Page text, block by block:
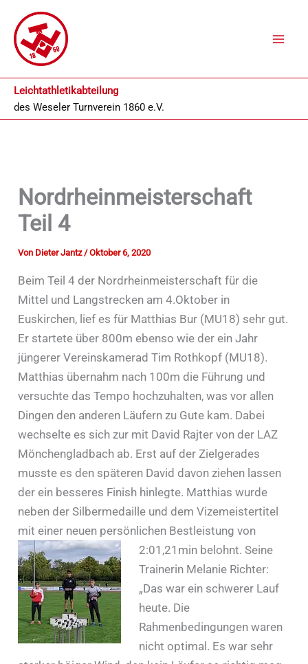
Inhalt
springen
Leichtathletikabteilung
des Weseler Turnverein 1860 e.V.
Nordrheinmeisterschaft
Teil 4
Von Dieter Jantz /Oktober 6, 2020
Beim Teil 4 der Nordrheinmeisterschaft für die
Mittel und Langstrecken am 4.Oktober in
Euskirchen, lief es für Matthias Bur (MU18) sehr gut.
Er startete über 800m ebenso wie der ein Jahr
jüngerer Vereinskamerad Tim Rothkopf (MU18).
Matthias übernahm nach 100m die Führung und
versuchte das Tempo hochzuhalten, was vor allen
Dingen den anderen Läufern zu Gute kam. Dabei
wechselte es sich zur mit David Rajter von der LAZ
Mönchengladbach ab. Erst auf der Zielgerades
musste es den späteren David davon ziehen lassen
der ein besseres Finish hinlegte. Matthias wurde
neben der Silbermedaille und dem Vizemeistertitel
mit einer neuen persönlichen Bestleistung von
2:01,21min belohnt. Seine
Trainerin Melanie Richter:
„Das war ein schwerer Lauf
heute. Die
Rahmenbedingungen waren
nicht optimal. Es war sehr